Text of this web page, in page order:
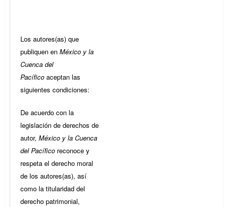
Los autores(as) que
publiquen en México y la
Cuenca del
Pacífico aceptan las
siguientes condiciones:
De acuerdo con la
legislación de derechos de
autor, México y la Cuenca
del Pacífico reconoce y
respeta el derecho moral
de los autores(as), así
como la titularidad del
derecho patrimonial,